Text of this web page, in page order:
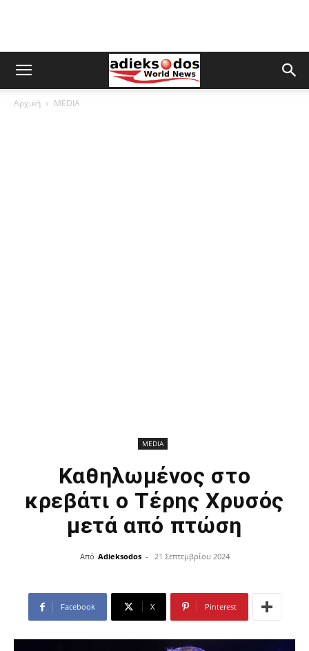
Αρχική MEDIA
MEDIA
Καθηλωμένος στο
κρεβάτι ο Τέρης Χρυσός
μετά από πτώση
Από Adieksodos - 21 Σεπτεμβρίου 2024
Facebook X Pinterest